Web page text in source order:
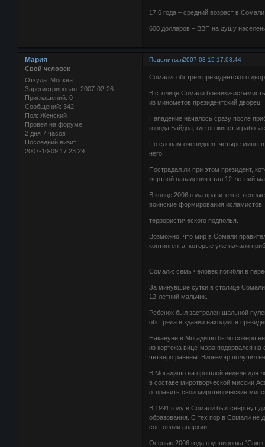
17,6 года – средний возраст в
600 долларов – ВВП на душу
Поделиться2007-03-15 17:08:44
Мария
Свой человек
Откуда: Москва
Зарегистрирован: 2007-02-26
Приглашений: 0
Сообщений: 342
Пол: Женский
Провел на форуме:
2 дня 7 часов
Последний визит:
2007-10-09 17:23:29
Сомали: обстрел президентского
В столице Сомали боевики-
из минометов президентский дворец.
Нападение началось сразу после
города Байдоа, где он живет и
По словам очевидцев, четыре мины
него.
Пострадал ли при этом президент,
жертвой нападения стал 12-летний
В конце 2006 года
воинские формирования
террористического подполья.
Возможно, что мир в Сомали
контингента, которые уже начали
Сомали: семь человек погибли в
За минувшие сутки в столице
12-летний мальчик.
Ребенок был застрелен шальной
обстрела в здании находился
Накануне в Могадишо было
из кортежа вице-мэра подорвался
четверо ранены. Вице-мэр получил
В Могадишо на прошлой неделе для
в составе миротворческой миссии
отправить свои миротворческие
В 1991 году в Сомали был свергнут
образования. С тех пор в Сомали не
состоянии анархии.
Осенью 2006 года группировка